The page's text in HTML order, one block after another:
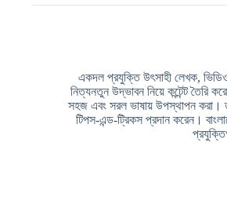
একদল প্রযুক্তি উৎসাহী লেখক, ভিডিও
নিত্যনতুন উদ্ভাবন নিয়ে কন্টেন্ট তৈরি
সহজ এবং সরল ভাষায় উপস্থাপন করা।
টিপস-এন্ড-ট্রিকস প্রদান করেন।